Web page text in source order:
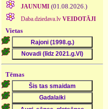
JAUNUMI (01.08.2026.)
Daba.dziedava.lv VEIDOTĀJI
Vietas
Tēmas